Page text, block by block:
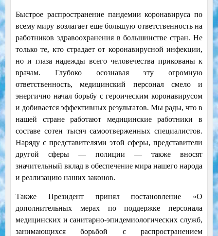
Быстрое распространение пандемии коронавируса по
всему миру возлагает еще большую ответственность на
работников здравоохранения в большинстве стран. Не
только те, кто страдает от коронавирусной инфекции,
но и глаза надежды всего человечества прикованы к
врачам. Глубоко осознавая эту огромную
ответственность, медицинский персонал смело и
энергично начал борьбу с героическим коронавирусом
и добивается эффективных результатов. Мы рады, что в
нашей стране работают медицинские работники в
составе сотен тысяч самоотверженных специалистов.
Наряду с представителями этой сферы, представители
другой сферы — полиции — также вносят
значительный вклад в обеспечение мира нашего народа
и реализацию наших законов.
Также Президент принял постановление «О
дополнительных мерах по поддержке персонала
медицинских и санитарно-эпидемиологических служб,
занимающихся борьбой с распространением